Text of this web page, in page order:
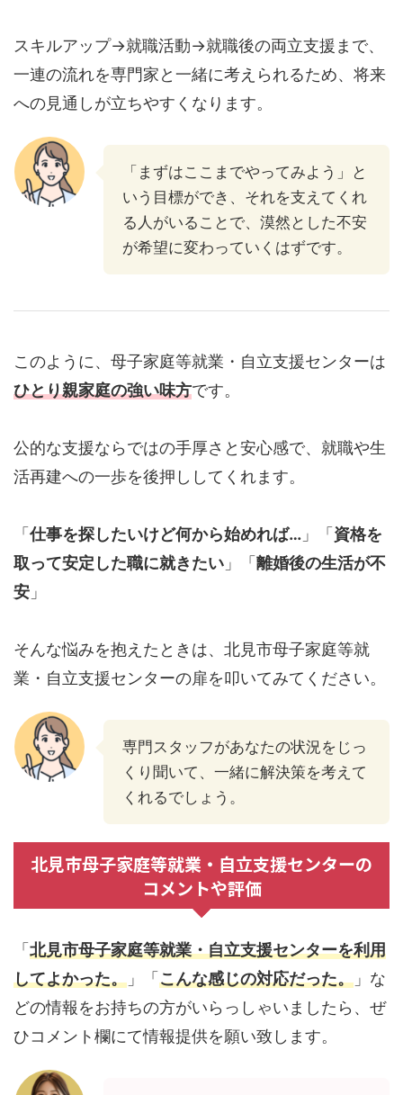
スキルアップ→就職活動→就職後の両立支援まで、
一連の流れを専門家と一緒に考えられるため、将来
への見通しが立ちやすくなります。
「まずはここまでやってみよう」と
いう目標ができ、それを支えてくれ
る人がいることで、漠然とした不安
が希望に変わっていくはずです。
このように、母子家庭等就業・自立支援センターは
ひとり親家庭の強い味方です。
公的な支援ならではの手厚さと安心感で、就職や生
活再建への一歩を後押ししてくれます。
「 仕事を探したいけど何から始めれば… 」「 資格を
取って安定した職に就きたい 」「 離婚後の生活が不
安 」
そんな悩みを抱えたときは、北見市母子家庭等就
業・自立支援センターの扉を叩いてみてください。
専門スタッフがあなたの状況をじっ
くり聞いて、一緒に解決策を考えて
くれるでしょう。
北見市母子家庭等就業・自立支援センターの
コメントや評価
「 北見市母子家庭等就業・自立支援センターを利用
してよかった。 」「 こんな感じの対応だった。 」な
どの情報をお持ちの方がいらっしゃいましたら、ぜ
ひコメント欄にて情報提供を願い致します。